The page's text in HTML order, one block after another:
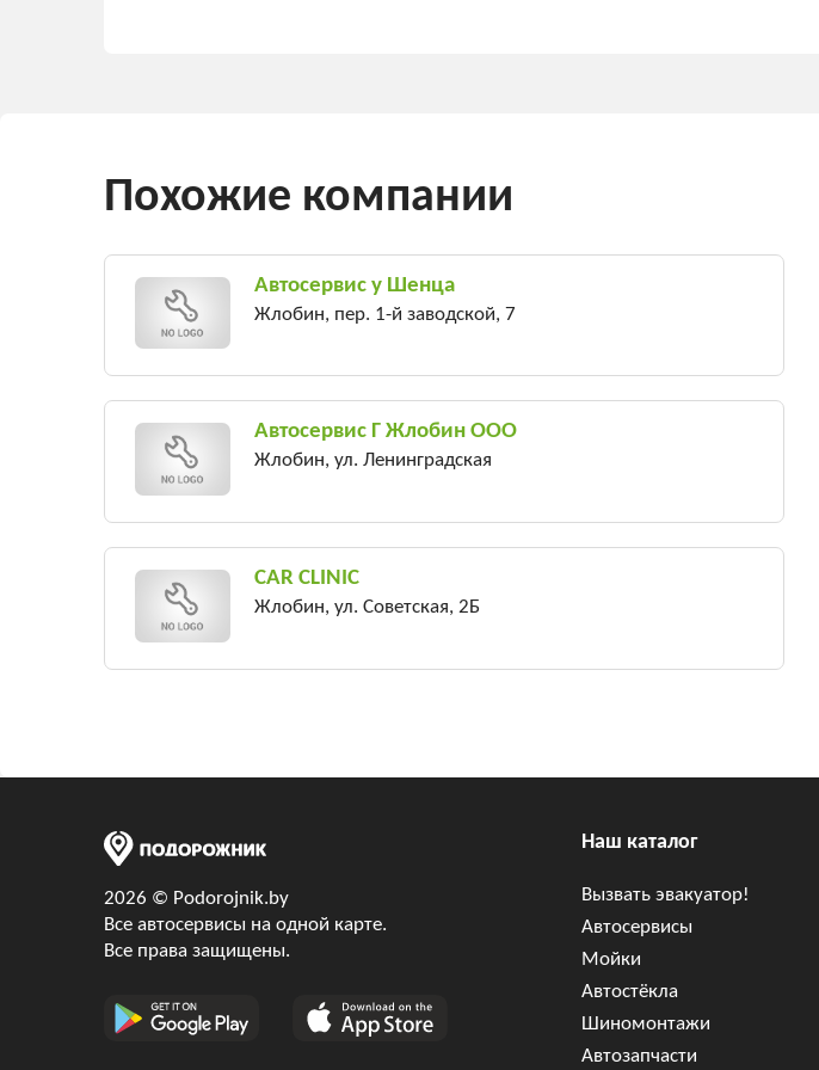
Похожие компании
Автосервис у Шенца
Жлобин, пер. 1-й заводской, 7
Автосервис Г Жлобин ООО
Жлобин, ул. Ленинградская
CAR CLINIC
Жлобин, ул. Советская, 2Б
2026 © Podorojnik.by
Все автосервисы на одной карте.
Все права защищены.
Наш каталог
Вызвать эвакуатор!
Автосервисы
Мойки
Автостёкла
Шиномонтажи
Автозапчасти